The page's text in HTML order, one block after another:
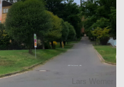
Lars Werner